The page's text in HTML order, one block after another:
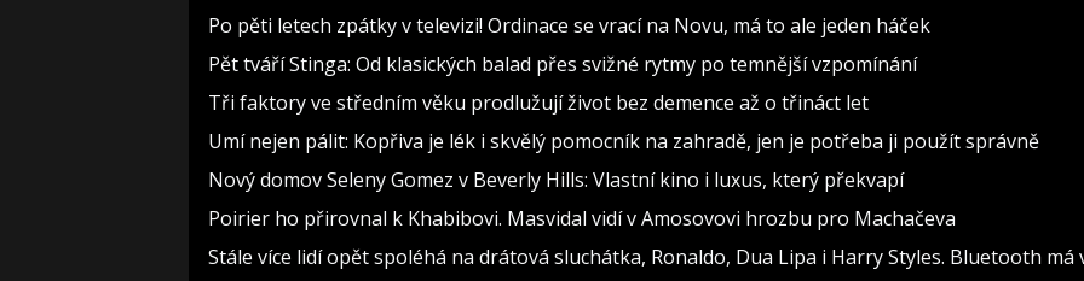
Po pěti letech zpátky v televizi! Ordinace se vrací na Novu, má to ale jeden háček
Pět tváří Stinga: Od klasických balad přes svižné rytmy po temnější vzpomínání
Tři faktory ve středním věku prodlužují život bez demence až o třináct let
Umí nejen pálit: Kopřiva je lék i skvělý pomocník na zahradě, jen je potřeba ji použít správně
Nový domov Seleny Gomez v Beverly Hills: Vlastní kino i luxus, který překvapí
Poirier ho přirovnal k Khabibovi. Masvidal vidí v Amosovovi hrozbu pro Machačeva
Stále více lidí opět spoléhá na drátová sluchátka, Ronaldo, Dua Lipa i Harry Styles. Bluetooth má